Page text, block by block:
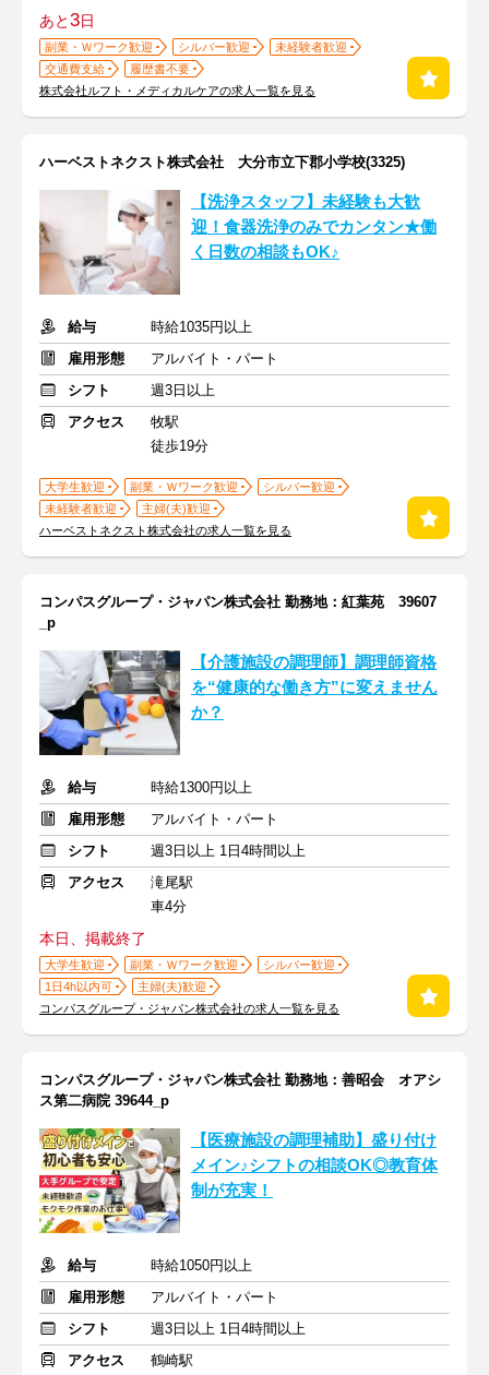
あと3日
副業・Ｗワーク歓迎 シルバー歓迎
未経験者歓迎
交通費支給
履歴書不要
株式会社ルフト・メディカルケアの求人一覧を見る
ハーベストネクスト株式会社 大分市立下郡小学校(3325)
【洗浄スタッフ】未経験も大歓
迎！食器洗浄のみでカンタン★働
く日数の相談もOK♪
給与
時給1035円以上
雇用形態
アルバイト・パート
シフト
週3日以上
アクセス
牧駅
徒歩19分
大学生歓迎 副業・Ｗワーク歓迎
シルバー歓迎
未経験者歓迎
主婦(夫)歓迎
ハーベストネクスト株式会社の求人一覧を見る
コンパスグループ・ジャパン株式会社 勤務地：紅葉苑 39607
_p
【介護施設の調理師】調理師資格
を“健康的な働き方”に変えません
か？
給与
時給1300円以上
雇用形態
アルバイト・パート
シフト
週3日以上 1日4時間以上
アクセス
滝尾駅
車4分
本日、掲載終了
大学生歓迎 副業・Ｗワーク歓迎
シルバー歓迎
1日4h以内可
主婦(夫)歓迎
コンパスグループ・ジャパン株式会社の求人一覧を見る
コンパスグループ・ジャパン株式会社 勤務地：善昭会 オアシ
ス第二病院 39644_p
【医療施設の調理補助】盛り付け
メイン♪シフトの相談OK◎教育体
制が充実！
給与
時給1050円以上
雇用形態
アルバイト・パート
シフト
週3日以上 1日4時間以上
アクセス
鶴崎駅